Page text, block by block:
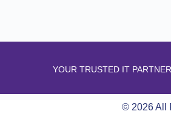
YOUR TRUSTED IT
© 2026 All